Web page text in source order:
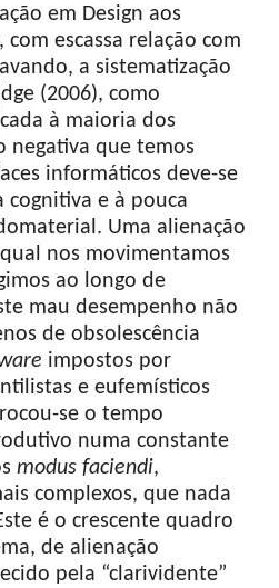
em Design aos
escassa relação com
a sistematização
(2006), como
à maioria dos
negativa que temos
informáticos deve-se
e à pouca
Uma alienação
nos movimentamos
ao longo de
mau desempenho não
de obsolescência
impostos por
e eufemísticos
se o tempo
numa constante
modus faciendi,
complexos, que nada
é o crescente quadro
de alienação
pela “clarividente”